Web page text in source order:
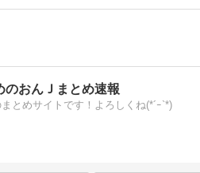
のおんＪまとめ速報
とめサイトです！よろしくね(*´ｰ`*)